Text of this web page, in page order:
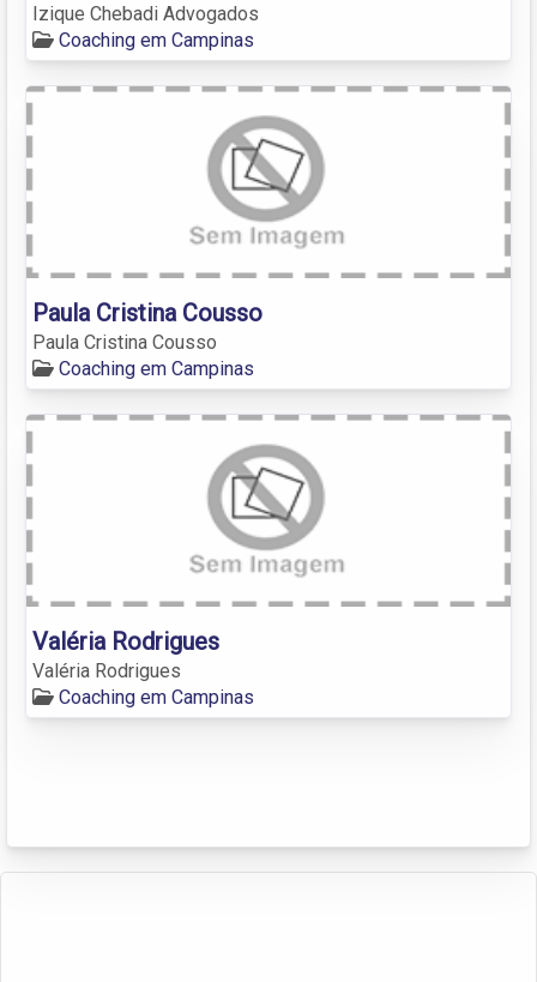
Izique Chebadi Advogados
Coaching em Campinas
Paula Cristina Cousso
Paula Cristina Cousso
Coaching em Campinas
Valéria Rodrigues
Valéria Rodrigues
Coaching em Campinas